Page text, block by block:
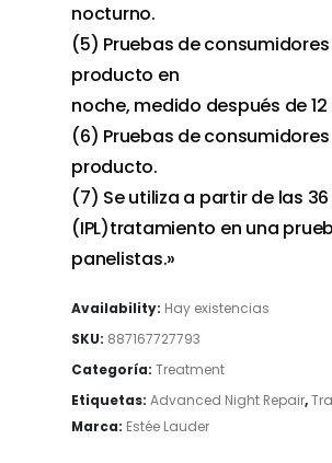
nocturno.
(5) Pruebas de
producto en
noche, medido después de 12
(6) Pruebas de
producto.
(7) Se utiliza a partir de las
(IPL)tratamiento en una
panelistas.»
Availability: Hay existencias
SKU: 887167727793
Categoría: Treatment
Etiquetas: Advanced Night Repair,
Marca: Estée Lauder